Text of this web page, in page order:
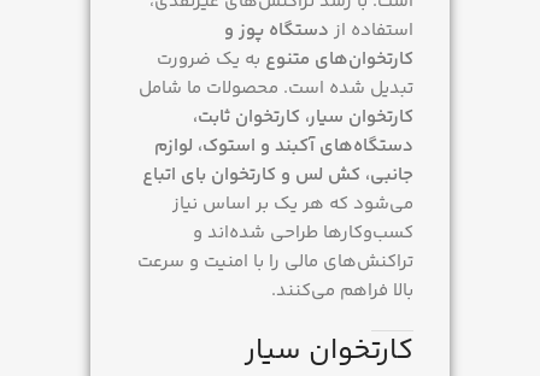
ساخت کشور ایران
سرعت تراکنش
وضعیت محصول
استفاده از دستگاه پوز و
کارتخوان‌های متنوع به یک ضرورت
تبدیل شده است. محصولات ما شامل
کارتخوان سیار، کارتخوان ثابت،
دستگاه‌های آکبند و استوک، لوازم
جانبی، کش لس و کارتخوان بای اتباع
می‌شود که هر یک بر اساس نیاز
کسب‌وکارها طراحی شده‌اند و
تراکنش‌های مالی را با امنیت و سرعت
بالا فراهم می‌کنند.
کارتخوان سیار